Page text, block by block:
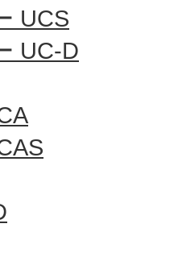
UCS
UC-D